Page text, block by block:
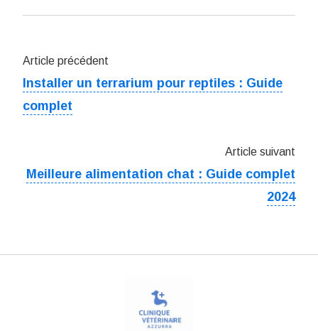
Article précédent
Installer un terrarium pour reptiles : Guide
complet
Article suivant
Meilleure alimentation chat : Guide complet
2024